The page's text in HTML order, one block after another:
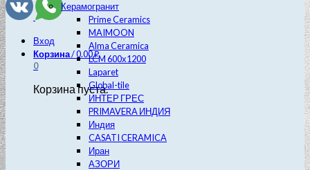
Вход
Корзина/0.00₽
0
Корзина пуста.
Керамогранит
Prime Ceramics
MAIMOON
Alma Ceramica
LCM 600х1200
Laparet
Global-tile
ИНТЕР ГРЕС
PRIMAVERA ИНДИЯ
Индия
CASATI CERAMICA
Иран
АЗОРИ